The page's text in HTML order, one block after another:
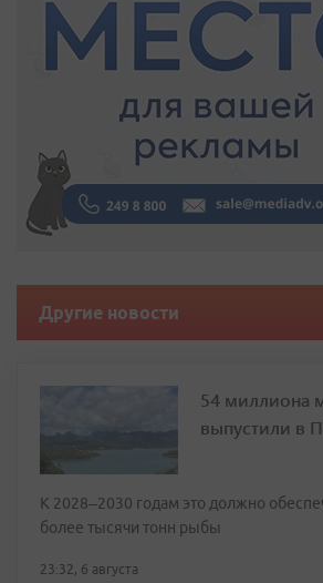
Другие новости
54 миллиона
выпустили в
К 2028–2030 годам это должно
более тысячи тонн рыбы
23:32, 6 августа